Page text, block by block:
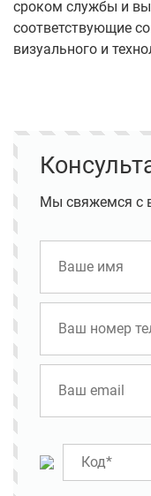
сроком службы и
соответствующие
визуального и
Мы свяжемся с